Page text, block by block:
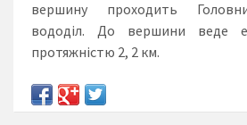
вершину проходить
вододіл. До вершини веде
протяжністю 2, 2 км.